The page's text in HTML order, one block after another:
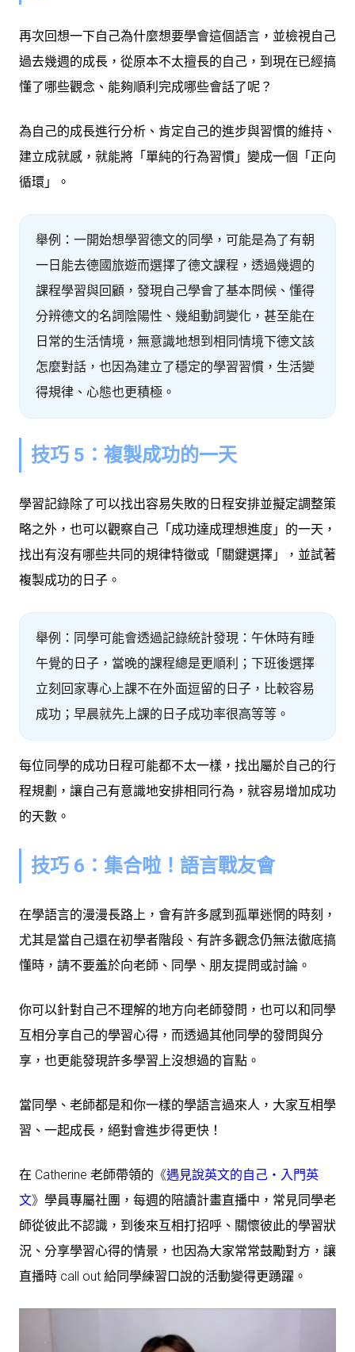
再次回想一下自己為什麼想要學會這個語言，並檢視自己
過去幾週的成長，從原本不太擅長的自己，到現在已經搞
懂了哪些觀念、能夠順利完成哪些會話了呢？
為自己的成長進行分析、肯定自己的進步與習慣的維持、
建立成就感，就能將「單純的行為習慣」變成一個「正向
循環」。
舉例：一開始想學習德文的同學，可能是為了有朝
一日能去德國旅遊而選擇了德文課程，透過幾週的
課程學習與回顧，發現自己學會了基本問候、懂得
分辨德文的名詞陰陽性、幾組動詞變化，甚至能在
日常的生活情境，無意識地想到相同情境下德文該
怎麼對話，也因為建立了穩定的學習習慣，生活變
得規律、心態也更積極。
技巧 5：複製成功的一天
學習記錄除了可以找出容易失敗的日程安排並擬定調整策
略之外，也可以觀察自己「成功達成理想進度」的一天，
找出有沒有哪些共同的規律特徵或「關鍵選擇」，並試著
複製成功的日子。
舉例：同學可能會透過記錄統計發現：午休時有睡
午覺的日子，當晚的課程總是更順利；下班後選擇
立刻回家專心上課不在外面逗留的日子，比較容易
成功；早晨就先上課的日子成功率很高等等。
每位同學的成功日程可能都不太一樣，找出屬於自己的行
程規劃，讓自己有意識地安排相同行為，就容易增加成功
的天數。
技巧 6：集合啦！語言戰友會
在學語言的漫漫長路上，會有許多感到孤單迷惘的時刻，
尤其是當自己還在初學者階段、有許多觀念仍無法徹底搞
懂時，請不要羞於向老師、同學、朋友提問或討論。
你可以針對自己不理解的地方向老師發問，也可以和同學
互相分享自己的學習心得，而透過其他同學的發問與分
享，也更能發現許多學習上沒想過的盲點。
當同學、老師都是和你一樣的學語言過來人，大家互相學
習、一起成長，絕對會進步得更快！
在 Catherine 老師帶領的 《遇見說英文的自己・入門英
文》 學員專屬社團，每週的陪讀計畫直播中，常見同學老
師從彼此不認識，到後來互相打招呼、關懷彼此的學習狀
況、分享學習心得的情景，也因為大家常常鼓勵對方，讓
直播時 call out 給同學練習口說的活動變得更踴躍。